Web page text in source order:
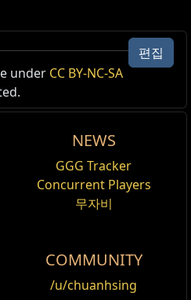
Mineable, Area,
Duration
킬에 적용됩니다.
다. 소환수, 토템, 덫, 지뢰는 영감
킬에 적용됩니다.
: (1—40)
나 (13
율:
278)%
본 두 개를 주위에 원형으로
날이 스치는 적들에게 반복적
를 줍니다.
3.3)미터
is trapped [1]
편집
under CC BY-NC-SA
NEWS
GGG Tracker
Concurrent Players
무자비
COMMUNITY
/u/chuanhsing